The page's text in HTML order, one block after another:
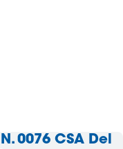
N. 0076 CSA Del